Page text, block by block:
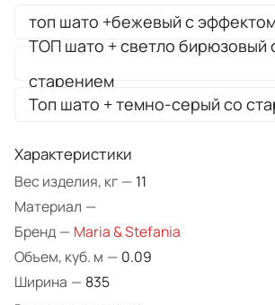
топ шато +бежевый с
ТОП шато + светло бирюзовый
старением
Топ шато + темно-серый со
Характеристики
Вес изделия, кг — 11
Материал —
Бренд — Maria & Stefania
Объем, куб. м — 0.09
Ширина — 835